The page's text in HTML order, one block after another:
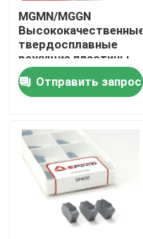
Продукция
Ролики
MGMN/MGGN
Высококачественные
твердосплавные
режущие пластины
для токарной
обработки с ЧПУ
Отправить запрос